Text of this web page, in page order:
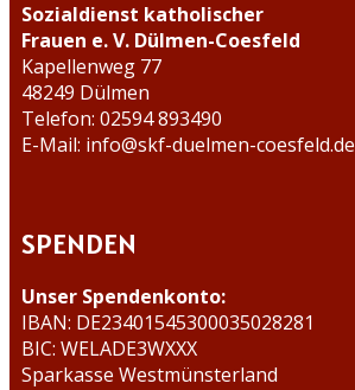
Sozialdienst katholischer
Frauen e. V. Dülmen-Coesfeld
Kapellenweg 77
48249 Dülmen
Telefon: 02594 893490
E-Mail: info@skf-duelmen-coesfeld.de
SPENDEN
Unser Spendenkonto:
IBAN: DE23401545300035028281
BIC: WELADE3WXXX
Sparkasse Westmünsterland